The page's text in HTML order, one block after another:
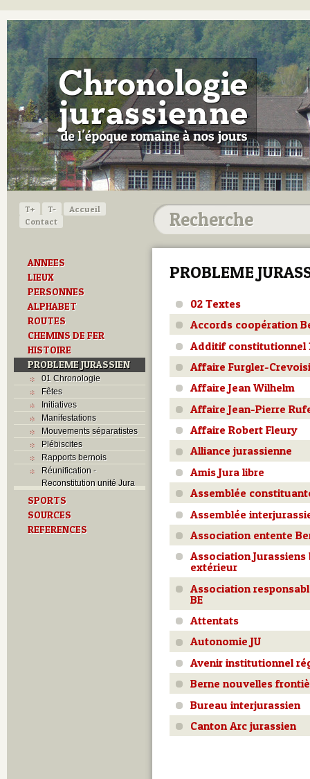
T+ T-
Accueil
Contact
ANNEES
LIEUX
PERSONNES
ALPHABET
ROUTES
CHEMINS DE FER
HISTOIRE
PROBLEME JURASSIEN
01 Chronologie
Fêtes
Initiatives
Manifestations
Mouvements séparatistes
Plébiscites
Rapports bernois
Réunification -
Reconstitution unité Jura
SPORTS
SOURCES
REFERENCES
PROBLEME
02 Textes
Accords coopération
Additif constitutionnel
Affaire Furgler-
Affaire Jean Wilhelm
Affaire Jean-Pierre
Affaire Robert Fleury
Alliance jurassienne
Amis Jura libre
Assemblée
Assemblée
Association entente
Association Jurassiens
extérieur
Association
BE
Attentats
Autonomie JU
Avenir institutionnel
Berne nouvelles
Bureau interjurassien
Canton Arc jurassien